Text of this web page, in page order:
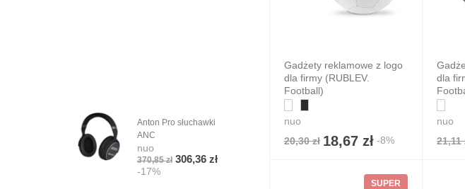
Gadżety reklamowe z logo
dla firmy (RUBLEV.
Football)
nuo
20,30 zł 18,67 zł-8%
dla
nuo
21,11
SUPER
Anton Pro słuchawki
ANC
nuo
370,85 zł 306,36 zł
-17%